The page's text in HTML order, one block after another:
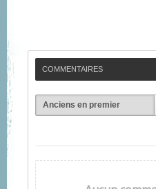
COMMENTAIRES
Anciens en premier